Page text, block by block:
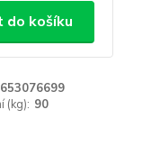
do košíku
(kg): 90